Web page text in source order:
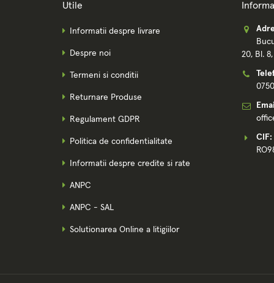
Utile
Informatii despre livrare
Despre noi
Termeni si conditii
Returnare Produse
Regulament GDPR
Politica de confidentialitate
Informatii despre credite si rate
ANPC
ANPC - SAL
Solutionarea Online a litigiilor
20, Bl.
CIF: